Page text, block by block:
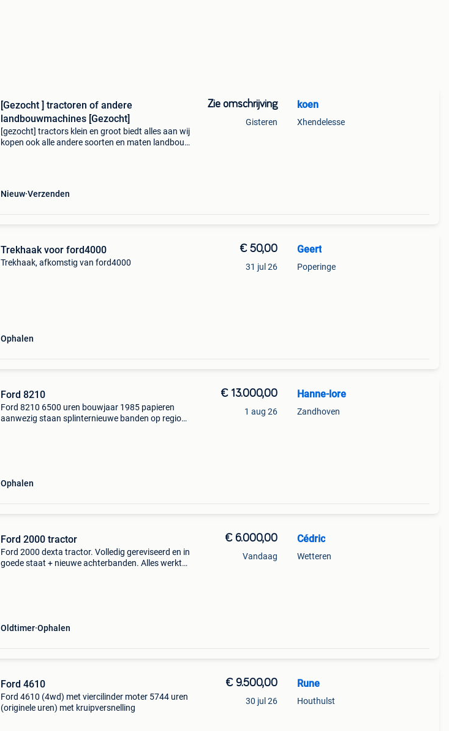
[Gezocht ] tractoren of andere
landbouwmachines [Gezocht]
[gezocht] tractors klein en groot biedt alles aan wij
kopen ook alle andere soorten en maten landbouw
Nieuw Verzenden
Zie omschrijving
Gisteren
koen
Xhendelesse
Trekhaak voor ford4000
Trekhaak, afkomstig van ford4000
Ophalen
€ 50,00
31 jul 26
Geert
Poperinge
Ford 8210
Ford 8210 6500 uren bouwjaar 1985 papieren
aanwezig staan splinternieuwe banden op regio
Ophalen
€ 13.000,00
1 aug 26
Hanne-lore
Zandhoven
Ford 2000 tractor
Ford 2000 dexta tractor. Volledig gereviseerd en in
goede staat + nieuwe achterbanden. Alles werkt
Oldtimer Ophalen
€ 6.000,00
Vandaag
Cédric
Wetteren
Ford 4610
Ford 4610 (4wd) met viercilinder moter 5744 uren
(originele uren) met kruipversnelling
€ 9.500,00
30 jul 26
Rune
Houthulst